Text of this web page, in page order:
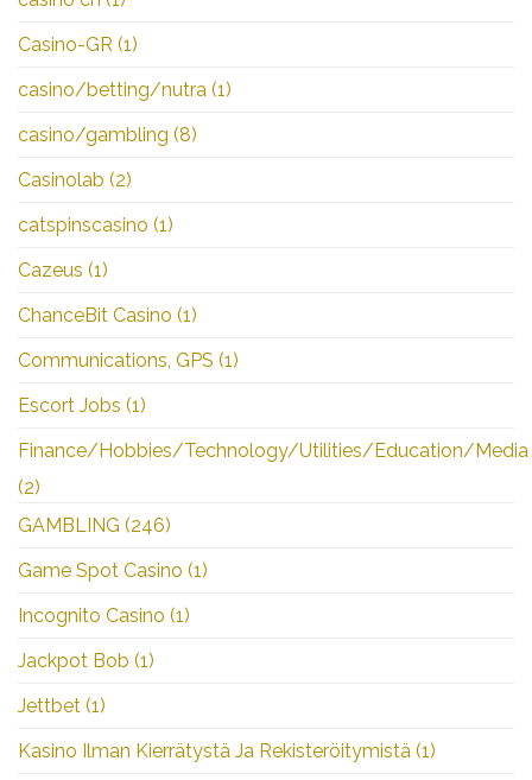
Casino-GR (1)
casino/betting/nutra (1)
casino/gambling (8)
Casinolab (2)
catspinscasino (1)
Cazeus (1)
ChanceBit Casino (1)
Communications, GPS (1)
Escort Jobs (1)
Finance/Hobbies/Technology/Utilities/Education/Media
(2)
GAMBLING (246)
Game Spot Casino (1)
Incognito Casino (1)
Jackpot Bob (1)
Jettbet (1)
Kasino Ilman Kierrätystä Ja Rekisteröitymistä (1)